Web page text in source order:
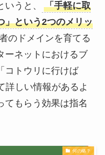
うと、
「手軽に取
」という2つのメリッ
のドメインを育てる
ーネットにおけるブ
コトウリに行けば
詳しい情報があるよ
てもらう効果は指名
何の略？